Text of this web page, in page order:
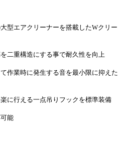
型エアクリーナーを搭載したWクリー
二重構造にする事で耐久性を向上
作業時に発生する音を最小限に抑えた
に行える一点吊りフックを標準装備
能